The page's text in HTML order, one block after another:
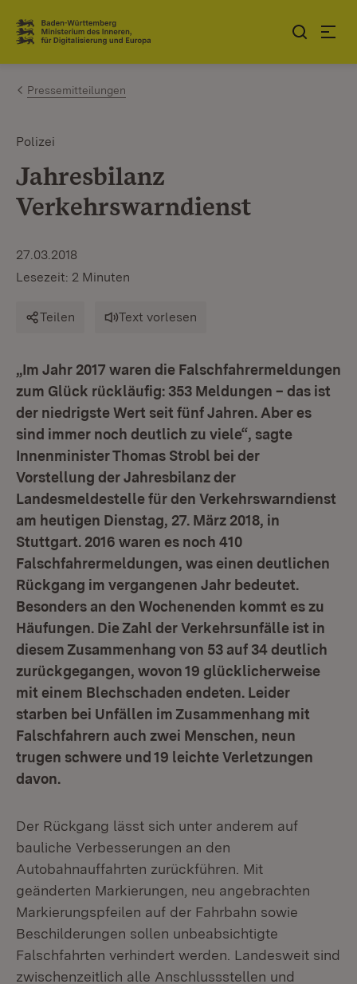
Zum Inhalt springen
Link zur Startseite
Pressemitteilungen
Polizei
Jahresbilanz
Verkehrswarndienst
27.03.2018
Lesezeit: 2 Minuten
Teilen Text vorlesen
„Im Jahr 2017 waren die Falschfahrermeldungen
zum Glück rückläufig: 353 Meldungen – das ist
der niedrigste Wert seit fünf Jahren. Aber es
sind immer noch deutlich zu viele“, sagte
Innenminister Thomas Strobl bei der
Vorstellung der Jahresbilanz der
Landesmeldestelle für den Verkehrswarndienst
am heutigen Dienstag, 27. März 2018, in
Stuttgart. 2016 waren es noch 410
Falschfahrermeldungen, was einen deutlichen
Rückgang im vergangenen Jahr bedeutet.
Besonders an den Wochenenden kommt es zu
Häufungen. Die Zahl der Verkehrsunfälle ist in
diesem Zusammenhang von 53 auf 34 deutlich
zurückgegangen, wovon 19 glücklicherweise
mit einem Blechschaden endeten. Leider
starben bei Unfällen im Zusammenhang mit
Falschfahrern auch zwei Menschen, neun
trugen schwere und 19 leichte Verletzungen
davon.
Der Rückgang lässt sich unter anderem auf
bauliche Verbesserungen an den
Autobahnauffahrten zurückführen. Mit
geänderten Markierungen, neu angebrachten
Markierungspfeilen auf der Fahrbahn sowie
Beschilderungen sollen unbeabsichtigte
Falschfahrten verhindert werden. Landesweit sind
zwischenzeitlich alle Anschlussstellen und